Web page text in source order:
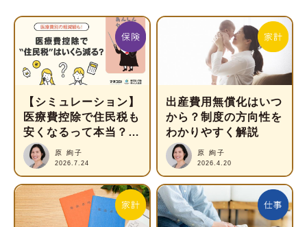
【シミュレーション】
医療費控除で住民税も
安くなるって本当？住
民税のしくみとともに
解説
原 絢子
2026.7.24
出産費用無償化はいつ
から？制度の方向性を
わかりやすく解説
原 絢子
2026.4.20